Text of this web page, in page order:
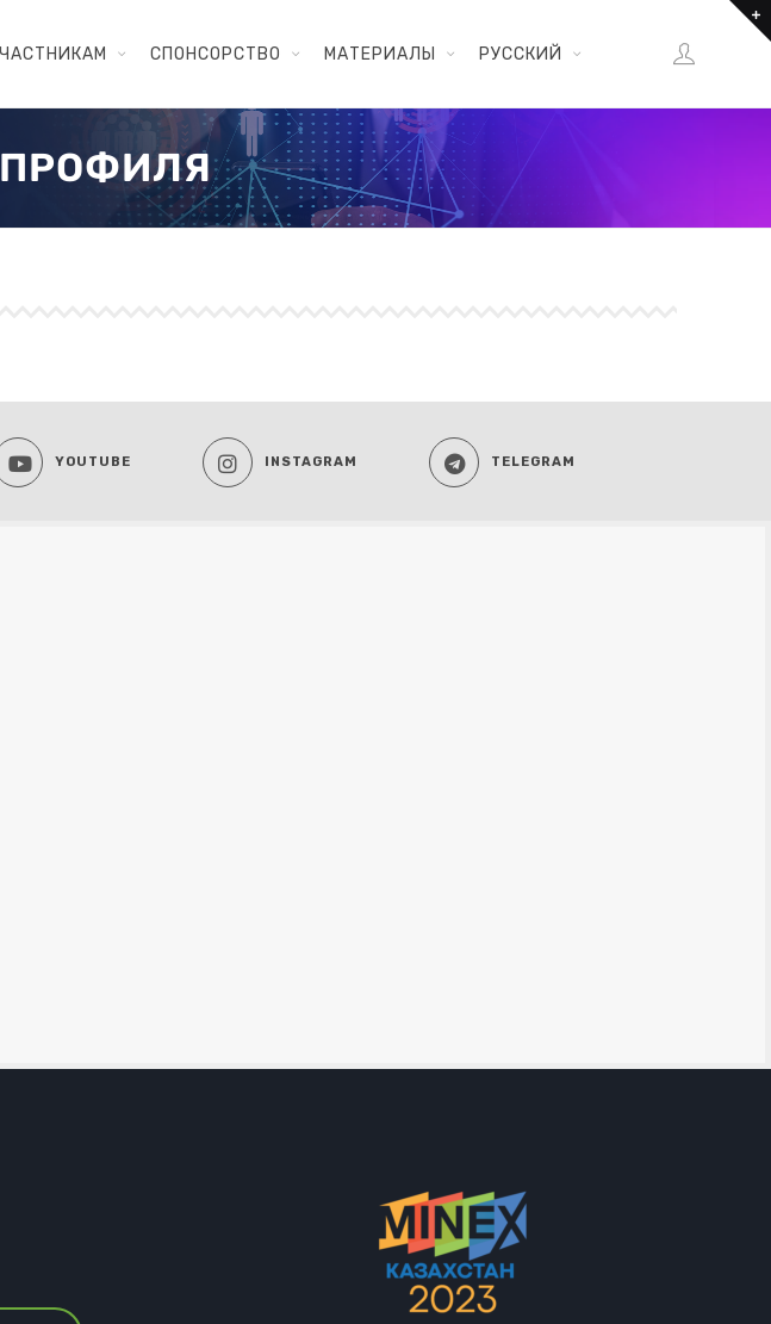
СПОНСОРСТВО МАТЕРИАЛЫ РУССКИЙ
YOUTUBE INSTAGRAM TELEGRAM